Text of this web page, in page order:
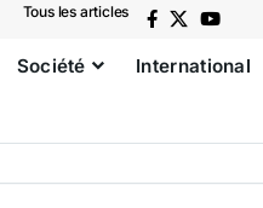
Tous les articles
Société International